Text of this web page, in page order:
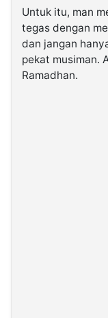
Untuk itu, man
tegas dengan
dan jangan
pekat musiman.
Ramadhan.